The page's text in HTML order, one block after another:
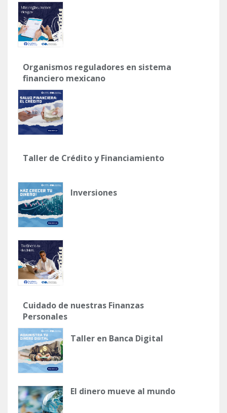
Organismos reguladores en sistema
financiero mexicano
Taller de Crédito y Financiamiento
Inversiones
Cuidado de nuestras Finanzas
Personales
Taller en Banca Digital
El dinero mueve al mundo